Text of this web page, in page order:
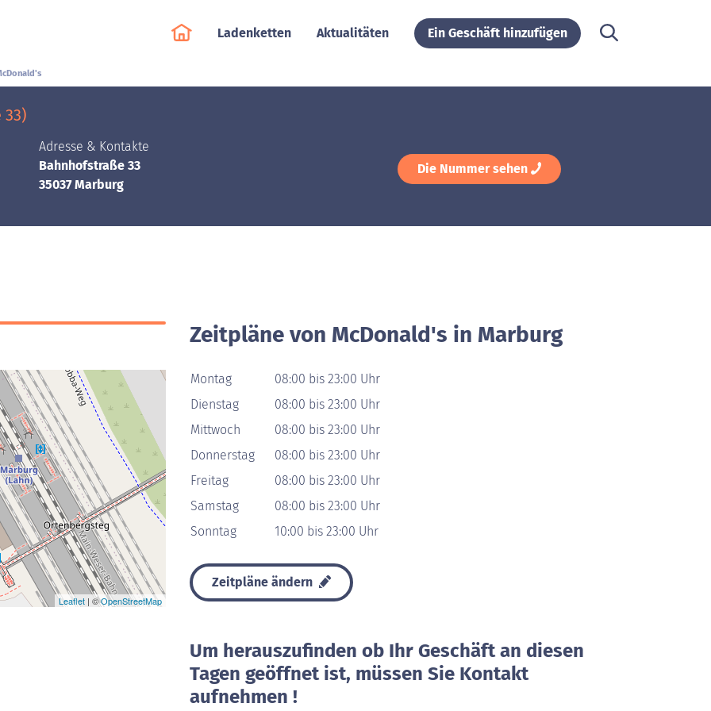
Ladenketten Aktualitäten Ein Geschäft hinzufügen
Adresse & Kontakte
Bahnhofstraße 33
35037 Marburg
Die Nummer sehen
Leaflet | ©OpenStreetMap
Zeitpläne von McDonald's in Marburg
Montag
08:00 bis 23:00 Uhr
Dienstag
08:00 bis 23:00 Uhr
Mittwoch
08:00 bis 23:00 Uhr
Donnerstag
08:00 bis 23:00 Uhr
Freitag
08:00 bis 23:00 Uhr
Samstag
08:00 bis 23:00 Uhr
Sonntag
10:00 bis 23:00 Uhr
Zeitpläne ändern
Um herauszufinden ob Ihr Geschäft an diesen
Tagen geöffnet ist, müssen Sie Kontakt
aufnehmen !